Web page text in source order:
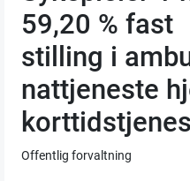
59,20 % fast
stilling i
nattjeneste
Offentlig forvaltning